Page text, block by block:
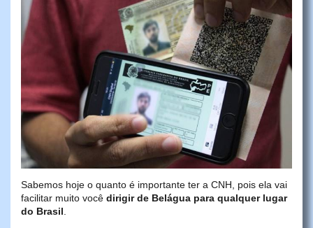
Sabemos hoje o quanto é importante ter a CNH, pois ela vai
facilitar muito você dirigir de Belágua para qualquer lugar
do Brasil.